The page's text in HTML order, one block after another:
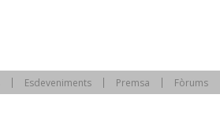
Esdeveniments Premsa Fòrums